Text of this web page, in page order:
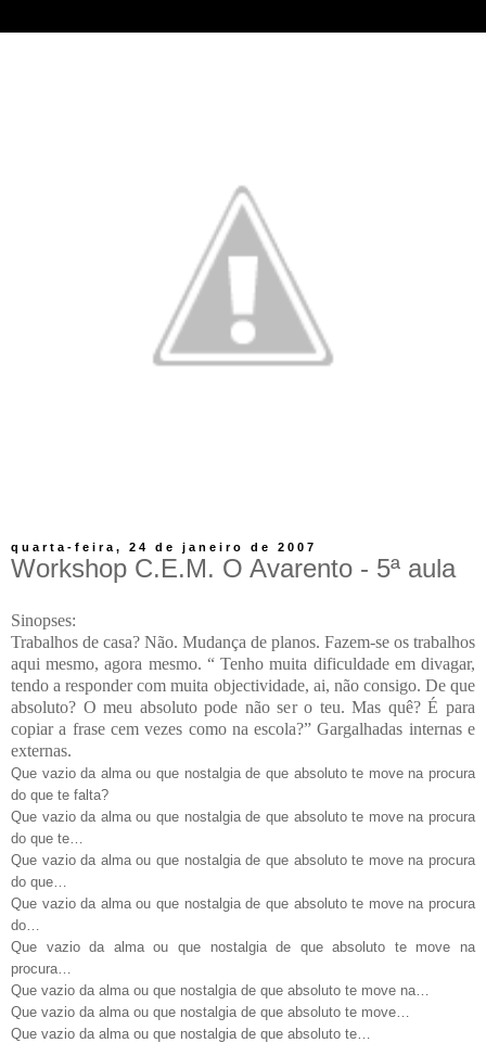
quarta-feira, 24 de janeiro de 2007
Workshop C.E.M. O Avarento - 5ª aula
Sinopses:
Trabalhos de casa? Não. Mudança de planos. Fazem-se os trabalhos
aqui mesmo, agora mesmo. “ Tenho muita dificuldade em divagar,
tendo a responder com muita objectividade, ai, não consigo. De que
absoluto? O meu absoluto pode não ser o teu. Mas quê? É para
copiar a frase cem vezes como na escola?” Gargalhadas internas e
externas.
Que vazio da alma ou que nostalgia de que absoluto te move na procura
do que te falta?
Que vazio da alma ou que nostalgia de que absoluto te move na procura
do que te…
Que vazio da alma ou que nostalgia de que absoluto te move na procura
do que…
Que vazio da alma ou que nostalgia de que absoluto te move na procura
do…
Que vazio da alma ou que nostalgia de que absoluto te move na
procura…
Que vazio da alma ou que nostalgia de que absoluto te move na…
Que vazio da alma ou que nostalgia de que absoluto te move…
Que vazio da alma ou que nostalgia de que absoluto te…